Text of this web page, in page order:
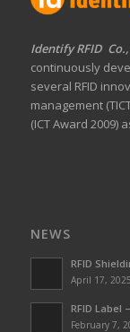
Identify RFID
continuously
several RFID
management
(ICT Award 2009)
NEWS
RFID
April 17,
RFID Label
February 7,